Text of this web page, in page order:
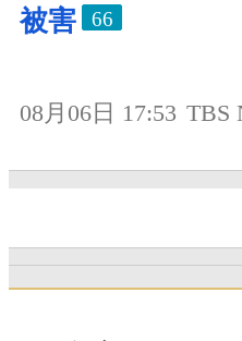
被害
66
08月06日 17:53 TBS